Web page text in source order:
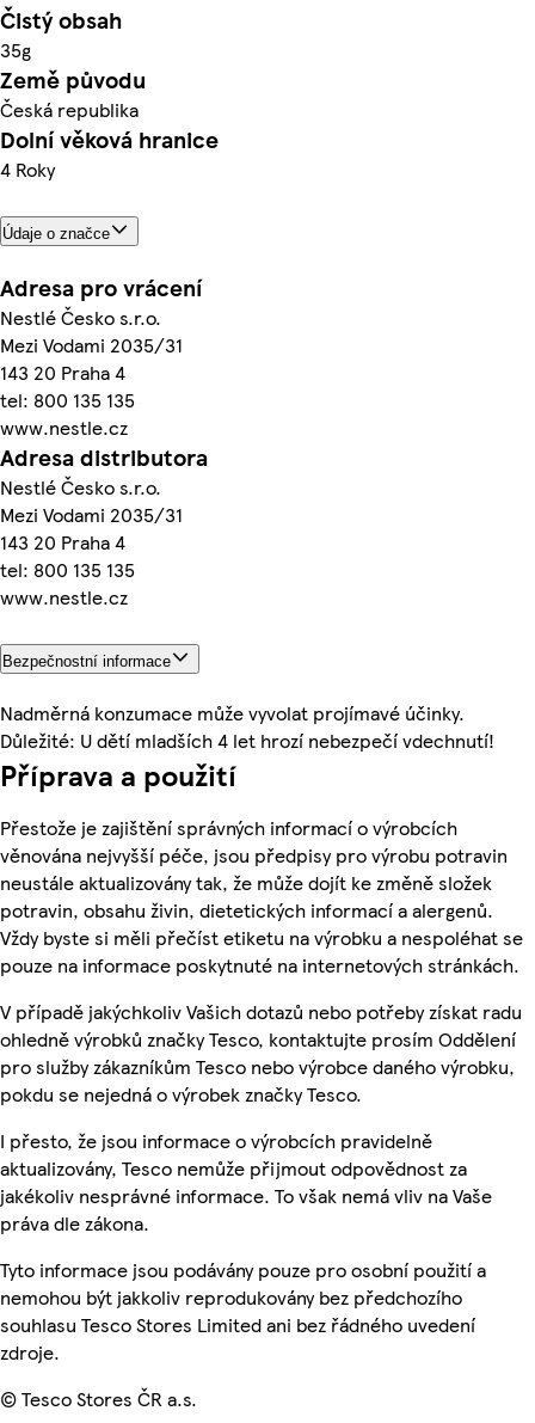
Čistý obsah
35g
Země původu
Česká republika
Dolní věková hranice
4 Roky
Údaje o značce
Adresa pro vrácení
Nestlé Česko s.r.o.
Mezi Vodami 2035/31
143 20 Praha 4
tel: 800 135 135
www.nestle.cz
Adresa distributora
Nestlé Česko s.r.o.
Mezi Vodami 2035/31
143 20 Praha 4
tel: 800 135 135
www.nestle.cz
Bezpečnostní informace
Nadměrná konzumace může vyvolat projímavé účinky.
Důležité: U dětí mladších 4 let hrozí nebezpečí vdechnutí!
Příprava a použití
Přestože je zajištění správných informací o výrobcích
věnována nejvyšší péče, jsou předpisy pro výrobu potravin
neustále aktualizovány tak, že může dojít ke změně složek
potravin, obsahu živin, dietetických informací a alergenů.
Vždy byste si měli přečíst etiketu na výrobku a nespoléhat se
pouze na informace poskytnuté na internetových stránkách.
V případě jakýchkoliv Vašich dotazů nebo potřeby získat radu
ohledně výrobků značky Tesco, kontaktujte prosím Oddělení
pro služby zákazníkům Tesco nebo výrobce daného výrobku,
pokdu se nejedná o výrobek značky Tesco.
I přesto, že jsou informace o výrobcích pravidelně
aktualizovány, Tesco nemůže přijmout odpovědnost za
jakékoliv nesprávné informace. To však nemá vliv na Vaše
práva dle zákona.
Tyto informace jsou podávány pouze pro osobní použití a
nemohou být jakkoliv reprodukovány bez předchozího
souhlasu Tesco Stores Limited ani bez řádného uvedení
zdroje.
© Tesco Stores ČR a.s.